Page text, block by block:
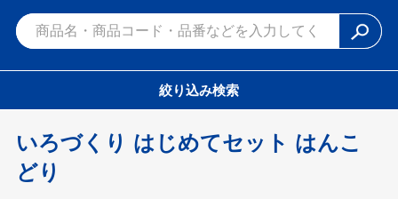
絞り込み検索
いろづくり はじめてセット はんこ
どり